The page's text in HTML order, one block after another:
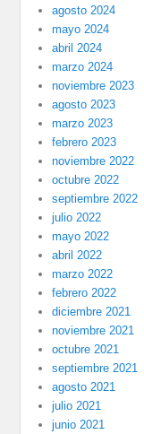
agosto 2024
mayo 2024
abril 2024
marzo 2024
noviembre 2023
agosto 2023
marzo 2023
febrero 2023
noviembre 2022
octubre 2022
septiembre 2022
julio 2022
mayo 2022
abril 2022
marzo 2022
febrero 2022
diciembre 2021
noviembre 2021
octubre 2021
septiembre 2021
agosto 2021
julio 2021
junio 2021